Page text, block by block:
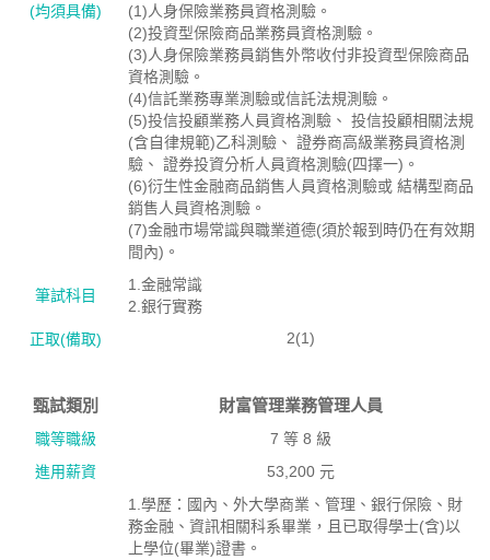
(均須具備)
(1)人身保險業務員資格測驗。
(2)投資型保險商品業務員資格測驗。
(3)人身保險業務員銷售外幣收付非投資型保險商品
資格測驗。
(4)信託業務專業測驗或信託法規測驗。
(5)投信投顧業務人員資格測驗、 投信投顧相關法規
(含自律規範)乙科測驗、 證券商高級業務員資格測
驗、 證券投資分析人員資格測驗(四擇一)。
(6)衍生性金融商品銷售人員資格測驗或 結構型商品
銷售人員資格測驗。
(7)金融市場常識與職業道德(須於報到時仍在有效期
間內)。
筆試科目
1.金融常識
2.銀行實務
正取(備取)
2(1)
甄試類別 財富管理業務管理人員
職等職級
7 等 8 級
進用薪資
53,200 元
1.學歷：國內、外大學商業、管理、銀行保險、財
務金融、資訊相關科系畢業，且已取得學士(含)以
上學位(畢業)證書。